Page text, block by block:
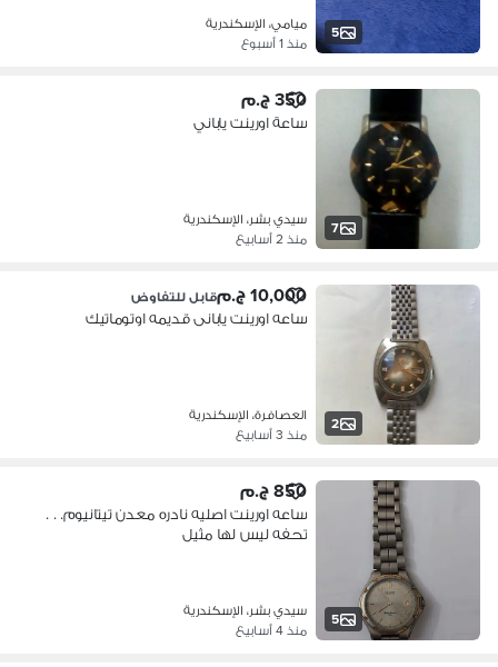
5
ميامي، الإسكندرية
منذ 1 أسبوع
7
350 ج.م
ساعة اورينت ياباني
سيدي بشر، الإسكندرية
منذ 2 أسابيع
2
10,000 ج.م قابل للتفاوض
ساعه اورينت يابانى قديمه اوتوماتيك
العصافرة، الإسكندرية
منذ 3 أسابيع
5
850 ج.م
ساعه اورينت اصليه نادره معدن تيتانيوم. . .
تحفه ليس لها مثيل
سيدي بشر، الإسكندرية
منذ 4 أسابيع